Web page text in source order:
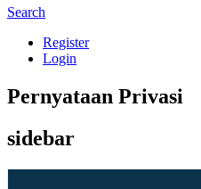
Search
Register
Login
Pernyataan Privasi
sidebar